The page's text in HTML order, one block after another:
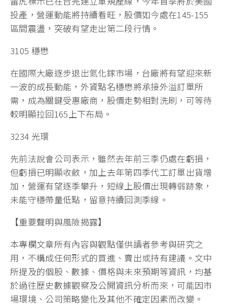
投產，營運動能將持續看旺，股價如今處在145-155
區間震盪，突破有望走出第二段行情。
3105 穩懋
在國際大廠逐步退出氮化鎵市場，台廠將有望迎來新
一波的成長動能，外資點名穩懋將承接外溢訂單所
需，成為關鍵受惠廠商，股價走勢相對洗刷，可等待
較明顯拉回165上下布局。
3234 光環
先前法說會公司表示，雖然去年前三季仍處在虧損，
但虧損已明顯收斂，加上去年第四季代工訂單出貨增
加，營運有望逐季攀升，短線上股價出現轉弱跡象，
未能守穩帶量低點，留意持續回測季線。
【重要聲明與風險揭露】
本專欄文章所有內容與觀點僅供讀者參考與研究之
用，不構成任何形式的買進、賣出或持有建議。文中
所提及的個股、數據、價格與未來預期等資訊，均基
於過往歷史數據觀察及公開資訊分析而來，可能因市
場環境、公司策略變化及其他不確定因素而改變。